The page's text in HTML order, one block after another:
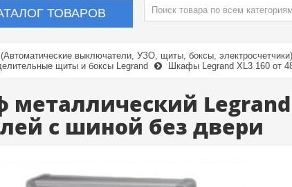
ТОВАРОВ
выключатели, УЗО, щиты, боксы, электросчетчики)
щиты и боксы Legrand
Шкафы Legrand XL3 160 от
Legrand
с шиной без двери